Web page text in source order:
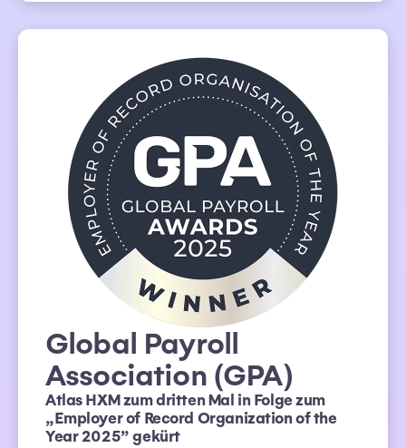
Global Payroll
Association (GPA)
Atlas HXM zum dritten Mal in Folge zum
„Employer of Record Organization of the
Year 2025” gekürt